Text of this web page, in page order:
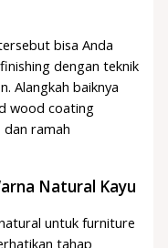
bisa Anda
dengan teknik
Alangkah baiknya
wood coating
dan ramah
Natural Kayu
untuk furniture
tahap